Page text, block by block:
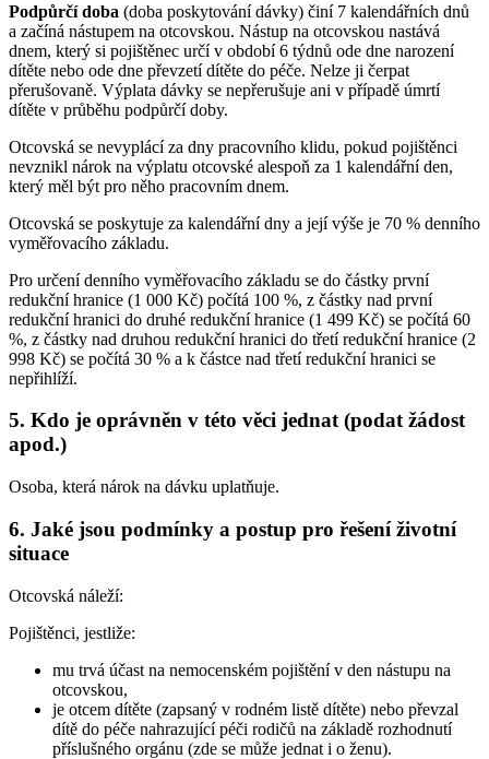
Podpůrčí doba (doba poskytování dávky) činí 7 kalendářních dnů
a začíná nástupem na otcovskou. Nástup na otcovskou nastává
dnem, který si pojištěnec určí v období 6 týdnů ode dne narození
dítěte nebo ode dne převzetí dítěte do péče. Nelze ji čerpat
přerušovaně. Výplata dávky se nepřerušuje ani v případě úmrtí
dítěte v průběhu podpůrčí doby.
Otcovská se nevyplácí za dny pracovního klidu, pokud pojištěnci
nevznikl nárok na výplatu otcovské alespoň za 1 kalendářní den,
který měl být pro něho pracovním dnem.
Otcovská se poskytuje za kalendářní dny a její výše je 70 % denního
vyměřovacího základu.
Pro určení denního vyměřovacího základu se do částky první
redukční hranice (1 000 Kč) počítá 100 %, z částky nad první
redukční hranici do druhé redukční hranice (1 499 Kč) se počítá 60
%, z částky nad druhou redukční hranici do třetí redukční hranice (2
998 Kč) se počítá 30 % a k částce nad třetí redukční hranici se
nepřihlíží.
5. Kdo je oprávněn v této věci jednat (podat žádost
apod.)
Osoba, která nárok na dávku uplatňuje.
6. Jaké jsou podmínky a postup pro řešení životní
situace
Otcovská náleží:
Pojištěnci, jestliže:
mu trvá účast na nemocenském pojištění v den nástupu na
otcovskou,
je otcem dítěte (zapsaný v rodném listě dítěte) nebo převzal
dítě do péče nahrazující péči rodičů na základě rozhodnutí
příslušného orgánu (zde se může jednat i o ženu).